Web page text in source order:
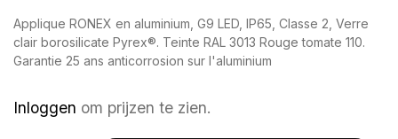
Applique RONEX en aluminium, G9 LED, IP65, Classe 2, Verre
clair borosilicate Pyrex®. Teinte RAL 3013 Rouge tomate 110.
Garantie 25 ans anticorrosion sur l'aluminium
Inloggen om prijzen te zien.